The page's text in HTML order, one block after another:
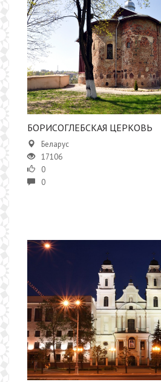
БОРИСОГЛЕБСКАЯ ЦЕРКОВЬ
Беларус
17106
0
0